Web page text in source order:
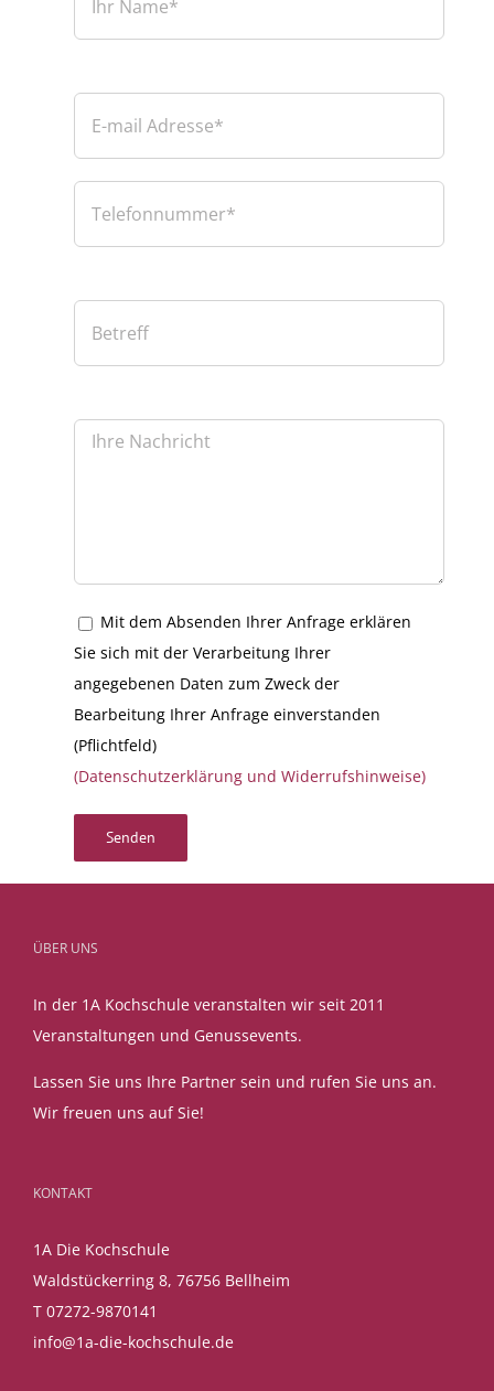
Mit dem Absenden Ihrer Anfrage erklären
Sie sich mit der Verarbeitung Ihrer
angegebenen Daten zum Zweck der
Bearbeitung Ihrer Anfrage einverstanden
(Pflichtfeld)
(Datenschutzerklärung und Widerrufshinweise)
ÜBER UNS
In der 1A Kochschule veranstalten wir seit 2011
Veranstaltungen und Genussevents.
Lassen Sie uns Ihre Partner sein und rufen Sie uns an.
Wir freuen uns auf Sie!
KONTAKT
1A Die Kochschule
Waldstückerring 8, 76756 Bellheim
T 07272-9870141
info@1a-die-kochschule.de